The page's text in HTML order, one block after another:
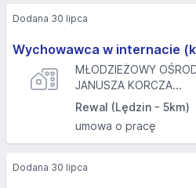
Wychowawca w internacie
MŁODZIEŻOWY
JANUSZA KORCZA...
Rewal (Lędzin - 5km)
umowa o pracę
Dodana 30 lipca
Dodana 30 lipca